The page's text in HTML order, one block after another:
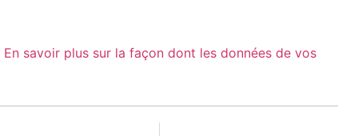
En savoir plus sur la façon dont les données de vos